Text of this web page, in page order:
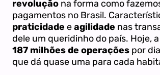
revolução na forma como
pagamentos no Brasil.
praticidade eagilidade nas
dele um queridinho do país. Hoje,
187 milhões de operações por
que dá quase uma para cada